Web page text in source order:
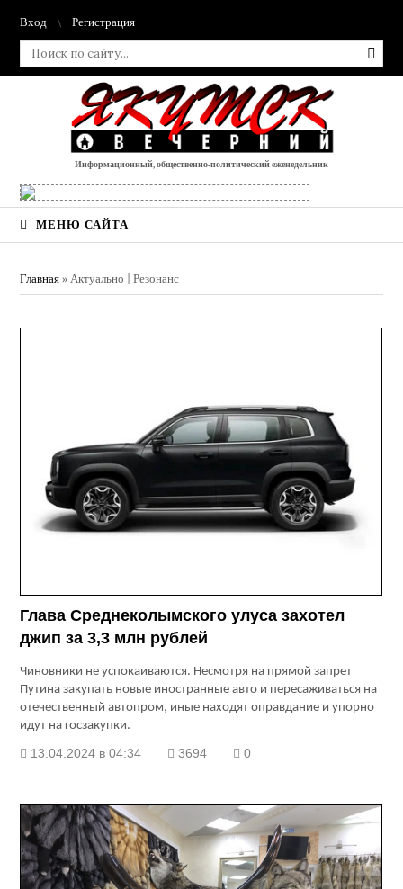
Вход Регистрация
Информационный, общественно-политический еженедельник
МЕНЮ САЙТА
Главная »Актуально | Резонанс
Глава Среднеколымского улуса захотел
джип за 3,3 млн рублей
Чиновники не успокаиваются. Несмотря на прямой запрет
Путина закупать новые иностранные авто и пересаживаться на
отечественный автопром, иные находят оправдание и упорно
идут на госзакупки.
13.04.2024 в 04:34 3694 0